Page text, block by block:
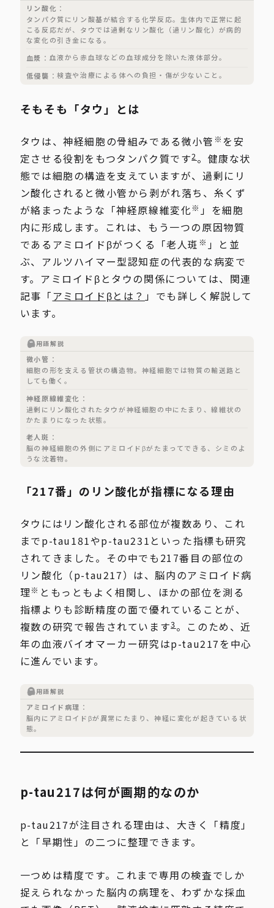
リン酸化
タンパク質にリン酸基が結合する化学反応。生体内で正常に起
こる反応だが、タウでは過剰なリン酸化（過リン酸化）が病的
な変化の引き金になる。
血漿
血液から赤血球などの血球成分を除いた液体部分。
低侵襲
検査や治療による体への負担・傷が少ないこと。
そもそも「タウ」とは
タウは、神経細胞の骨組みである微小管 ※ を安
定させる役割をもつタンパク質です2。健康な状
態では細胞の構造を支えていますが、過剰にリ
ン酸化されると微小管から剥がれ落ち、糸くず
が絡まったような「神経原線維変化 ※ 」を細胞
内に形成します。これは、もう一つの原因物質
であるアミロイドβがつくる「老人斑 ※ 」と並
ぶ、アルツハイマー型認知症の代表的な病変で
す。アミロイドβとタウの関係については、関連
記事「アミロイドβとは？ 」でも詳しく解説して
います。
用語解説
微小管
細胞の形を支える管状の構造物。神経細胞では物質の輸送路と
しても働く。
神経原線維変化
過剰にリン酸化されたタウが神経細胞の中にたまり、線維状の
かたまりになった状態。
老人斑
脳の神経細胞の外側にアミロイドβがたまってできる、シミのよ
うな沈着物。
「217番」のリン酸化が指標になる理由
タウにはリン酸化される部位が複数あり、これ
までp-tau181やp-tau231といった指標も研究
されてきました。その中でも217番目の部位の
リン酸化（p-tau217）は、脳内のアミロイド病
理 ※ ともっともよく相関し、ほかの部位を測る
指標よりも診断精度の面で優れていることが、
複数の研究で報告されています3。このため、近
年の血液バイオマーカー研究はp-tau217を中心
に進んでいます。
用語解説
アミロイド病理
脳内にアミロイドβが異常にたまり、神経に変化が起きている状
態。
p-tau217は何が画期的なのか
p-tau217が注目される理由は、大きく「精度」
と「早期性」の二つに整理できます。
一つめは精度です。これまで専用の検査でしか
捉えられなかった脳内の病理を、わずかな採血